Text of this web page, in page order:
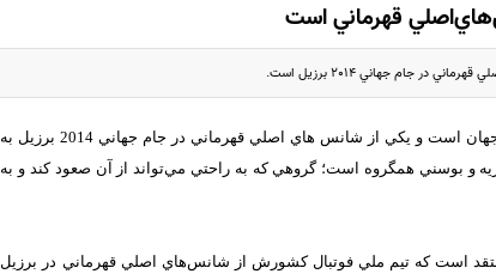
قهرماني است
جام جهاني 2014 برزيل است.
تيم ملي فوتبال آرژانتين يکي از بهترين تيم هاي حال حاضر فوتبال جهان است و يکي از شانس هاي اصلي قهرماني در جام جهاني 2014 برزيل به
جهاني 2014 با تيم‌هاي ايران،نيجريه و بوسني همگروه است؛ گروهي که به راحتي مي‌تواند از آن صعود کند و به
معتقد است که تيم ملي فوتبال کشورش از شانس‌هاي اصلي قهرماني در برزيل